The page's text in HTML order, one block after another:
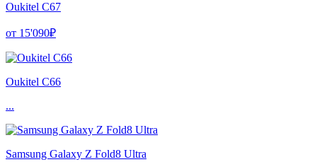
Oukitel C67
от 15'090₽
Oukitel C66
...
Samsung Galaxy Z Fold8 Ultra